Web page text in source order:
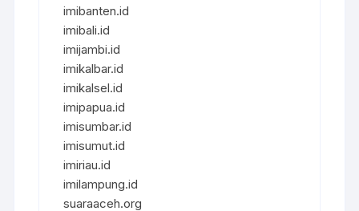
imibanten.id
imibali.id
imijambi.id
imikalbar.id
imikalsel.id
imipapua.id
imisumbar.id
imisumut.id
imiriau.id
imilampung.id
suaraaceh.org